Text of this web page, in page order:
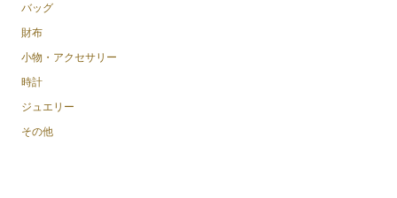
バッグ
財布
小物・アクセサリー
時計
ジュエリー
その他